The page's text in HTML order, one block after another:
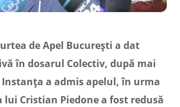
de Apel Bucureşti a dat
în dosarul Colectiv, după mai
a admis apelul, în urma
lui Cristian Piedone a fost redusă